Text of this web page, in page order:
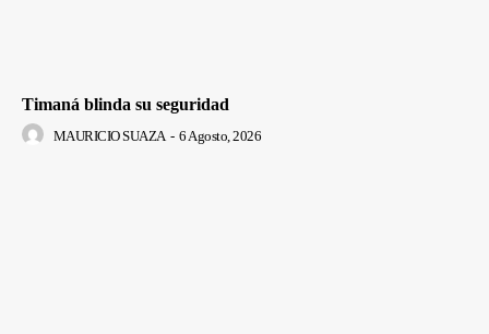
Timaná blinda su seguridad
MAURICIO SUAZA - 6 Agosto, 2026